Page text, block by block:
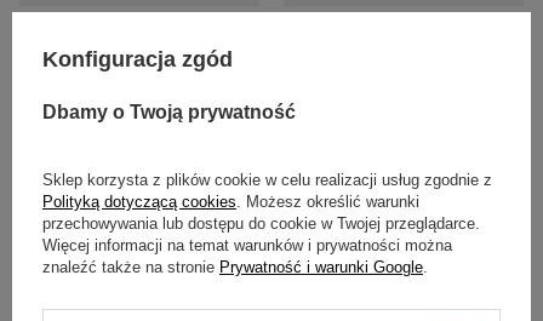
230V/50Hz
999,00 zł
Konfiguracja zgód
Dbamy o Twoją prywatność
Sklep korzysta z plików cookie w celu realizacji usług zgodnie z
Polityką dotyczącą cookies . Możesz określić warunki
przechowywania lub dostępu do cookie w Twojej przeglądarce.
Więcej informacji na temat warunków i prywatności można
znaleźć także na stronie Prywatność i warunki Google